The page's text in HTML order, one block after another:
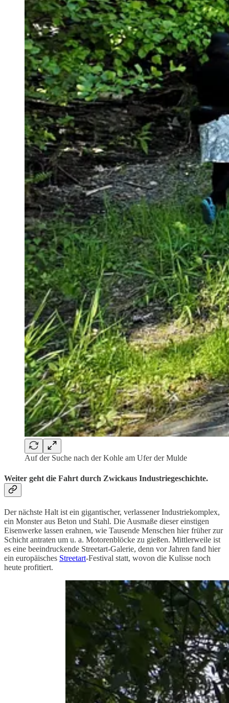
Auf der Suche nach der Kohle am Ufer der Mulde
Weiter geht die Fahrt durch Zwickaus Industriegeschichte.
Der nächste Halt ist ein gigantischer, verlassener Industriekomplex,
ein Monster aus Beton und Stahl. Die Ausmaße dieser einstigen
Eisenwerke lassen erahnen, wie Tausende Menschen hier früher zur
Schicht antraten um u. a. Motorenblöcke zu gießen. Mittlerweile ist
es eine beeindruckende Streetart-Galerie, denn vor Jahren fand hier
ein europäisches Streetart-Festival statt, wovon die Kulisse noch
heute profitiert.